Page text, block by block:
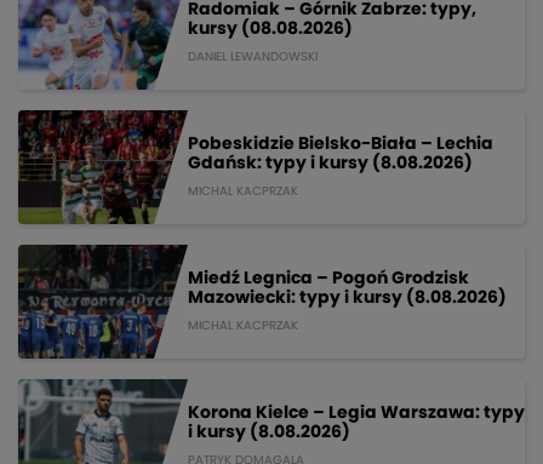
Radomiak – Górnik Zabrze: typy,
kursy (08.08.2026)
DANIEL LEWANDOWSKI
Pobeskidzie Bielsko-Biała – Lechia
Gdańsk: typy i kursy (8.08.2026)
MICHAL KACPRZAK
Miedź Legnica – Pogoń Grodzisk
Mazowiecki: typy i kursy (8.08.2026)
MICHAL KACPRZAK
Korona Kielce – Legia Warszawa: typy
i kursy (8.08.2026)
PATRYK DOMAGALA